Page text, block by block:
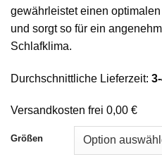
gewährleistet einen
und sorgt so für ein
Schlafklima.
Durchschnittliche Lieferzeit:
Versandkosten frei 0,00 €
Größen